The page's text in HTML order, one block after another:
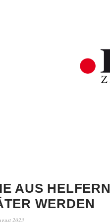
AUS HELFERN
WERDEN
2023